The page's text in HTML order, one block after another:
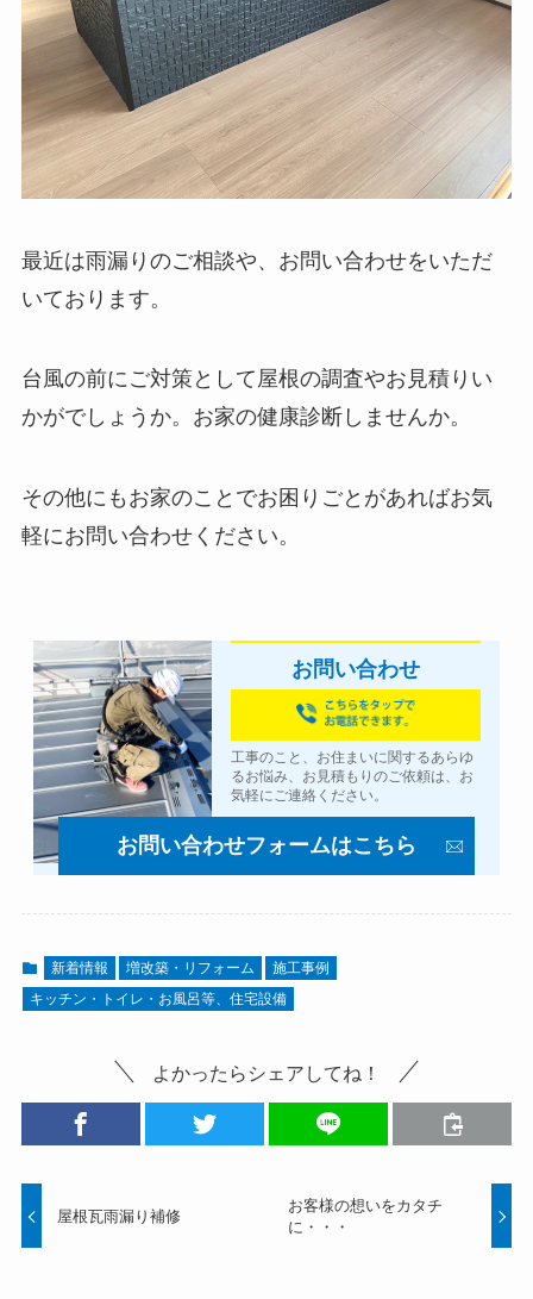
最近は雨漏りのご相談や、お問い合わせをいただ
いております。
台風の前にご対策として屋根の調査やお見積りい
かがでしょうか。お家の健康診断しませんか。
その他にもお家のことでお困りごとがあればお気
軽にお問い合わせください。
お問い合わせ
工事のこと、お住まいに関するあらゆ
るお悩み、お見積もりのご依頼は、お
気軽にご連絡ください。
お問い合わせフォームはこちら
新着情報 増改築・リフォーム
施工事例
キッチン・トイレ・お風呂等、住宅設備
よかったらシェアしてね！
屋根瓦雨漏り補修
お客様の想いをカタチ
に・・・